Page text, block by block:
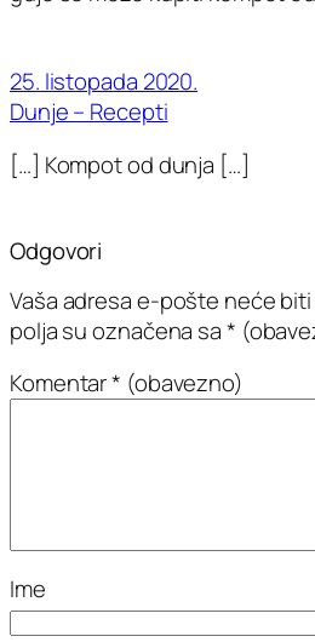
25. listopada 2020.
Dunje – Recepti
[…] Kompot od dunja […]
Odgovori
Vaša adresa e-pošte neće
polja su označena sa*
Komentar* (obavezno)
Ime